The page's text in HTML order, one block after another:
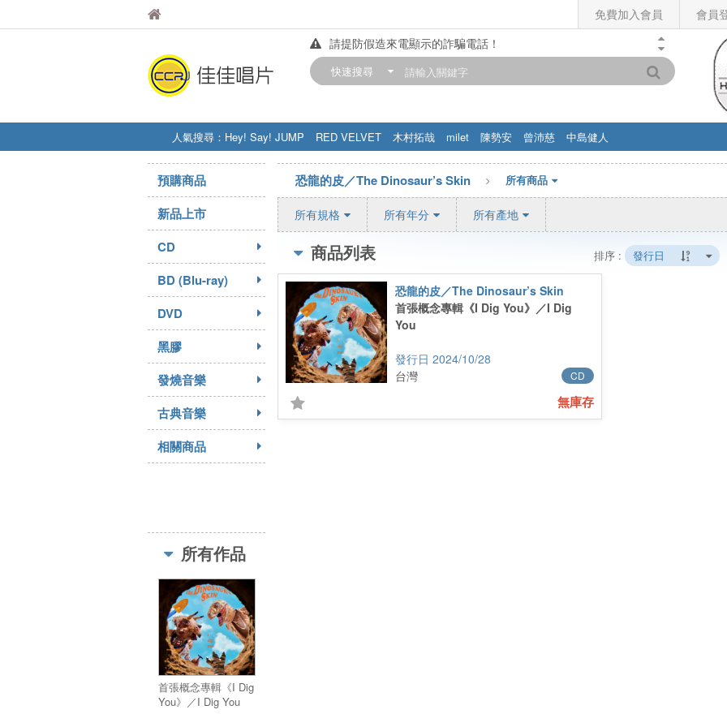
免費加入會員 會員
佳佳唱片
請提防假造來電顯示的詐騙電話！
【中華門市營業時間調整公告】
快速搜尋
人氣搜尋： Hey! Say! JUMP RED VELVET 木村拓哉 milet 陳勢安 曾沛慈
中島健人
STRAY KIDS
盧廣仲 周杰伦
預購商品
新品上市
CD
BD (Blu-ray)
DVD
黑膠
發燒音樂
古典音樂
相關商品
所有作品
首張概念專輯《I Dig
You》／I Dig You
恐龍的皮／The Dinosaur’s Skin 所有商品
所有規格 所有年分 所有產地
排序 : 發行日
商品列表
恐龍的皮／The Dinosaur’s Skin
首張概念專輯《I Dig You》／I Dig
You
2024/10/28
CD
台灣
無庫存